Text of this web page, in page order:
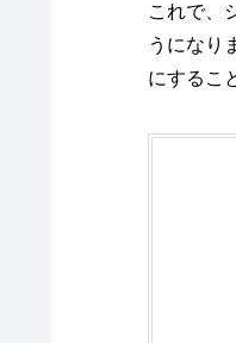
これで、
うになり
にするこ